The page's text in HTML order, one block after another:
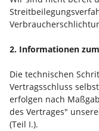
2. Informationen
Die technischen
Vertragsschluss
erfolgen nach
des Vertrages"
(Teil I.).